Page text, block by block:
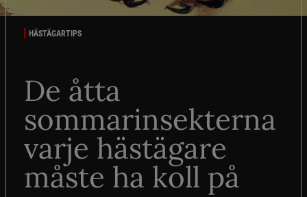
HÄSTÄGARTIPS
De åtta
sommarinsekterna
varje hästägare
måste ha koll på